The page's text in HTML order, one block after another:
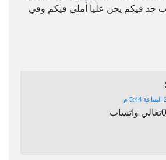
حد فيكم يحن عليا أملي فيكم وفي
: